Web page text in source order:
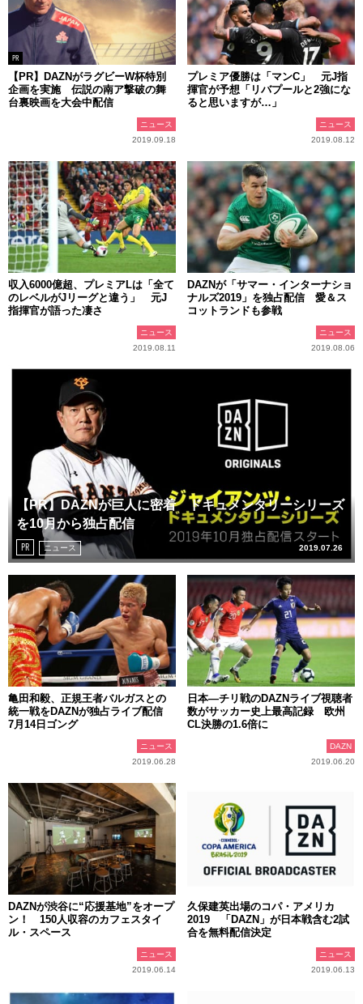
PR
【PR】DAZNがラグビーW杯特別
企画を実施 伝説の南ア撃破の舞
台裏映画を大会中配信
ニュース
2019.09.18
プレミア優勝は「マンC」 元J指
揮官が予想「リバプールと2強にな
ると思いますが…」
ニュース
2019.08.12
収入6000億超、プレミアLは「全て
のレベルがJリーグと違う」 元J
指揮官が語った凄さ
ニュース
2019.08.11
DAZNが「サマー・インターナショ
ナルズ2019」を独占配信 愛＆ス
コットランドも参戦
ニュース
2019.08.06
【PR】DAZNが巨人に密着 ドキュメンタリーシリーズ
を10月から独占配信
PR ニュース 2019.07.26
亀田和毅、正規王者バルガスとの
統一戦をDAZNが独占ライブ配信
7月14日ゴング
ニュース
2019.06.28
日本―チリ戦のDAZNライブ視聴者
数がサッカー史上最高記録 欧州
CL決勝の1.6倍に
DAZN
2019.06.20
DAZNが渋谷に“応援基地”をオープ
ン！ 150人収容のカフェスタイ
ル・スペース
ニュース
2019.06.14
久保建英出場のコパ・アメリカ
2019 「DAZN」が日本戦含む2試
合を無料配信決定
ニュース
2019.06.13